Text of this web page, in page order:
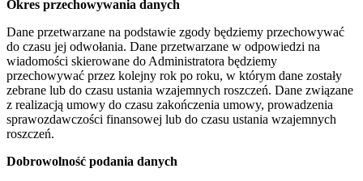
Okres przechowywania danych
Dane przetwarzane na podstawie zgody będziemy przechowywać
do czasu jej odwołania. Dane przetwarzane w odpowiedzi na
wiadomości skierowane do Administratora będziemy
przechowywać przez kolejny rok po roku, w którym dane zostały
zebrane lub do czasu ustania wzajemnych roszczeń. Dane związane
z realizacją umowy do czasu zakończenia umowy, prowadzenia
sprawozdawczości finansowej lub do czasu ustania wzajemnych
roszczeń.
Dobrowolność podania danych